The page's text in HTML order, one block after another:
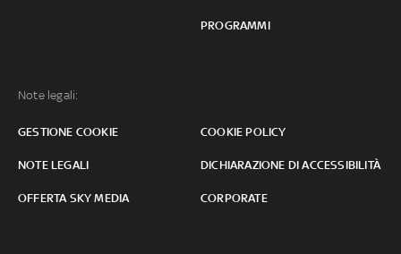
PROGRAMMI
Note legali:
GESTIONE COOKIE COOKIE POLICY
NOTE LEGALI DICHIARAZIONE DI ACCESSIBILITÀ
OFFERTA SKY MEDIA CORPORATE